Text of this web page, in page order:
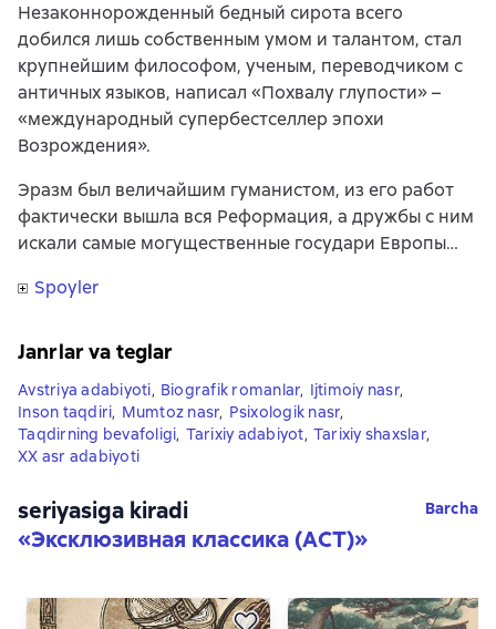
Незаконнорожденный бедный сирота всего
добился лишь собственным умом и талантом, стал
крупнейшим философом, ученым, переводчиком с
античных языков, написал «Похвалу глупости» –
«международный супербестселлер эпохи
Возрождения».
Эразм был величайшим гуманистом, из его работ
фактически вышла вся Реформация, а дружбы с ним
искали самые могущественные государи Европы…
Spoyler
Janrlar va teglar
Avstriya adabiyoti, Biografik romanlar, Ijtimoiy nasr,
Inson taqdiri, Mumtoz nasr, Psixologik nasr,
Taqdirning bevafoligi, Tarixiy adabiyot, Tarixiy shaxslar,
XX asr adabiyoti
seriyasiga kiradi
«Эксклюзивная классика (АСТ)»
Barcha